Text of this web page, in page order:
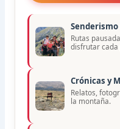
Rutas
disfrutar cada
Crónicas y
Relatos,
la montaña.